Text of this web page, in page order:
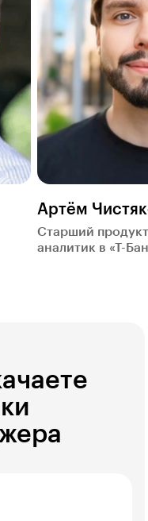
Артём
Старший
аналитик в «Т-